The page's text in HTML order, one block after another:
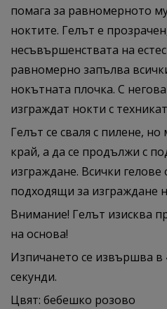
помага за равномерното
ноктите. Гелът е
несъвършенствата на
равномерно запълва
нокътната плочка. С
изграждат нокти с
Гелът се сваля с пилене,
край, а да се продължи с
изграждане. Всички гелове
подходящи за изграждане
Внимание! Гелът изисква
на основа!
Изпичането се извършва в
секунди.
Цвят: бебешко розово